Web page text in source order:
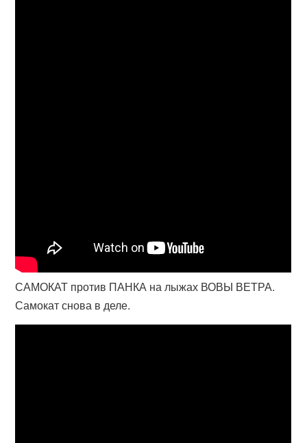
САМОКАТ против ПАНКА на лыжах ВОВЫ ВЕТРА.
Самокат снова в деле.